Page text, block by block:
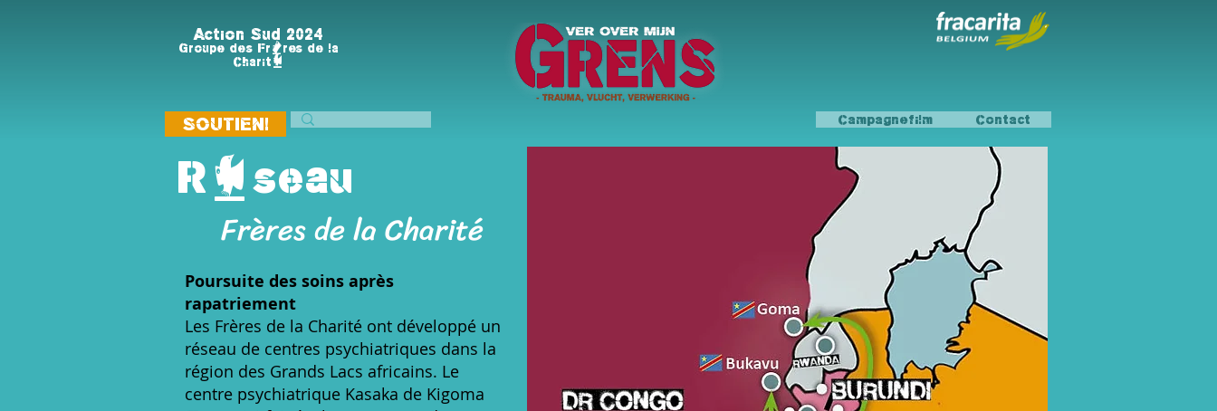
Action Sud 2024
Groupe des Frères de la
Charité
SOUTIEN! Campagnefilm Contact
Réseau
Frères de la Charité
Poursuite des soins après
rapatriement
Les Frères de la Charité ont développé un
réseau de centres psychiatriques dans la
région des Grands Lacs africains. Le
centre psychiatrique Kasaka de Kigoma